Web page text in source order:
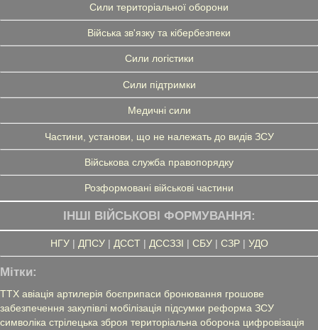
Сили територіальної оборони
Війська зв'язку та кібербезпеки
Сили логістики
Сили підтримки
Медичні сили
Частини, установи, що не належать до видів ЗСУ
Військова служба правопорядку
Розформовані військові частини
ІНШІ ВІЙСЬКОВІ ФОРМУВАННЯ:
НГУ| ДПСУ| ДССТ| ДССЗЗІ | СБУ| СЗР| УДО
Мітки:
ТТХ авіація артилерія боєприпаси бронювання грошове
забезпечення закупівлі мобілізація підсумки реформа ЗСУ
символіка стрілецька зброя територіальна оборона цифровізація